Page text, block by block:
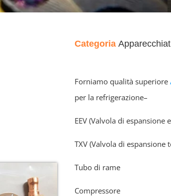
Categoria
Forniamo qualità superiore
per la refrigerazione–
EEV (Valvola di espansione
TXV (Valvola di espansione
Tubo di rame
Compressore